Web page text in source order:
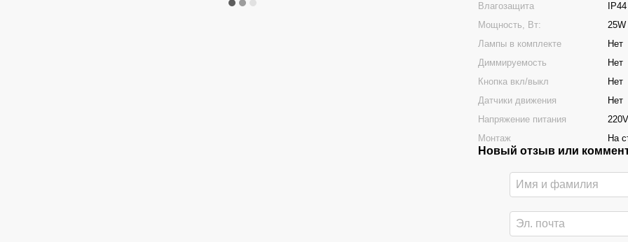
Влагозащита
IP44
Мощность, Вт:
25W
Лампы в комплекте
Нет
Диммируемость
Нет
Кнопка вкл/выкл
Нет
Датчики движения
Нет
Напряжение питания
220V
Монтаж
На
Новый отзыв или